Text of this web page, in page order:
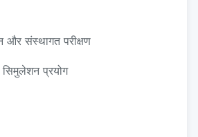
और संस्थागत परीक्षण
सिमुलेशन प्रयोग